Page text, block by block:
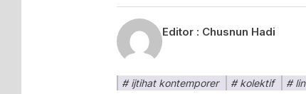
Editor : Chusnun Hadi
ijtihat kontemporer kolektif